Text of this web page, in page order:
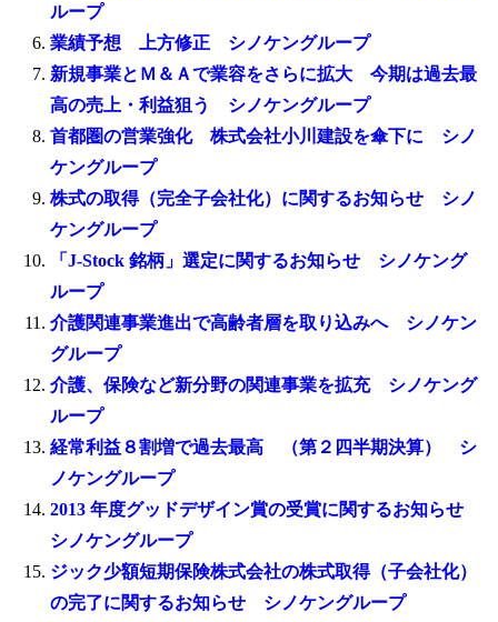
ループ
業績予想 上方修正 シノケングループ
新規事業とＭ＆Ａで業容をさらに拡大 今期は過去最
高の売上・利益狙う シノケングループ
首都圏の営業強化 株式会社小川建設を傘下に シノ
ケングループ
株式の取得（完全子会社化）に関するお知らせ シノ
ケングループ
「J-Stock 銘柄」選定に関するお知らせ シノケング
ループ
介護関連事業進出で高齢者層を取り込みへ シノケン
グループ
介護、保険など新分野の関連事業を拡充 シノケング
ループ
経常利益８割増で過去最高 （第２四半期決算） シ
ノケングループ
2013 年度グッドデザイン賞の受賞に関するお知らせ
シノケングループ
ジック少額短期保険株式会社の株式取得（子会社化）
の完了に関するお知らせ シノケングループ